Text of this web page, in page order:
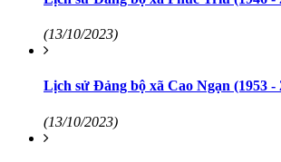
(13/10/2023)
Lịch sử Đảng bộ xã Cao Ngạn (1953 -
(13/10/2023)